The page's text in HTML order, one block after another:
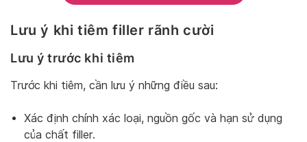
Lưu ý khi tiêm filler rãnh cười
Lưu ý trước khi tiêm
Trước khi tiêm, cần lưu ý những điều sau:
Xác định chính xác loại, nguồn gốc và hạn sử dụng
của chất filler.